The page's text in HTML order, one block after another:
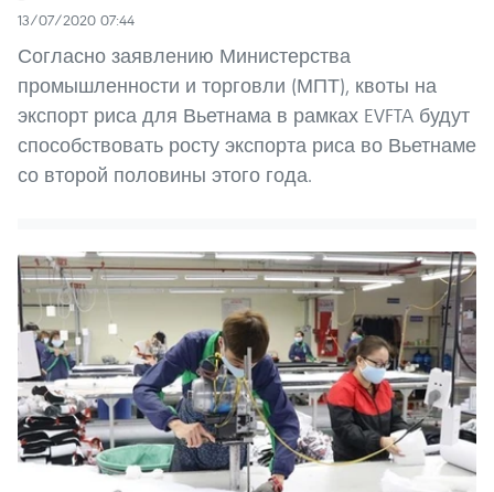
13/07/2020 07:44
Согласно заявлению Министерства
промышленности и торговли (МПТ), квоты на
экспорт риса для Вьетнама в рамках EVFTA будут
способствовать росту экспорта риса во Вьетнаме
со второй половины этого года.